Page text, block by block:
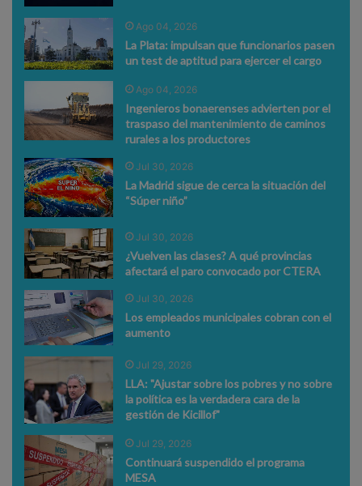
Ago 04, 2026
La Plata: impulsan que funcionarios pasen
un test de aptitud para ejercer el cargo
Ago 04, 2026
Ingenieros bonaerenses advierten por el
traspaso del mantenimiento de caminos
rurales a los productores
Jul 30, 2026
La Madrid sigue de cerca la situación del
“Súper niño”
Jul 30, 2026
¿Vuelven las clases? A qué provincias
afectará el paro convocado por CTERA
Jul 30, 2026
Los empleados municipales cobran con el
aumento
Jul 29, 2026
LLA: "Ajustar sobre los pobres y no sobre
la política es la verdadera cara de la
gestión de Kicillof"
Jul 29, 2026
Continuará suspendido el programa
MESA